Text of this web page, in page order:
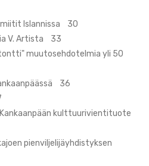
Islannissa 30
V. Artista 33
muutosehdotelmia yli 50
36
Kankaanpään kulttuurivientituote
pienviljelijäyhdistyksen